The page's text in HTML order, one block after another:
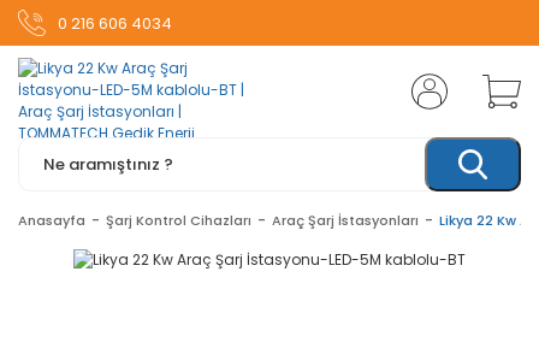
0 216 606 4034
Anasayfa Şarj Kontrol Cihazları Araç Şarj İstasyonları Likya 22 Kw